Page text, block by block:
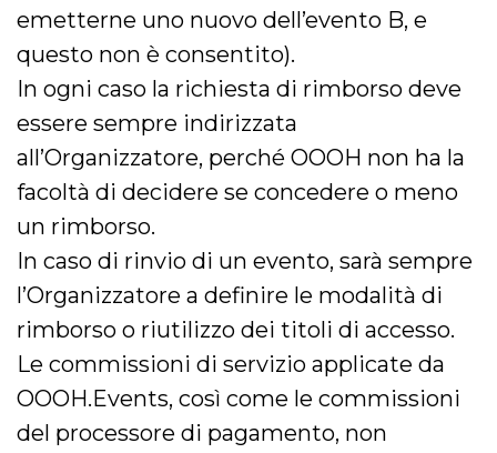
emetterne uno nuovo dell’evento B, e
questo non è consentito).
In ogni caso la richiesta di rimborso deve
essere sempre indirizzata
all’Organizzatore, perché OOOH non ha la
facoltà di decidere se concedere o meno
un rimborso.
In caso di rinvio di un evento, sarà sempre
l’Organizzatore a definire le modalità di
rimborso o riutilizzo dei titoli di accesso.
Le commissioni di servizio applicate da
OOOH.Events, così come le commissioni
del processore di pagamento, non